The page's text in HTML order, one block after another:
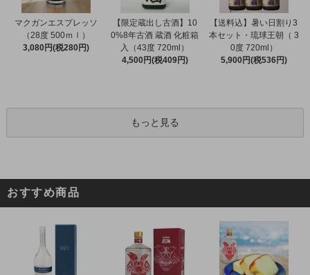
マクガンエスプレッソ
（28度 500ｍｌ）
3,080円(税280円)
【限定蔵出し古酒】10
0%8年古酒 蔵酒 化粧箱
入（43度 720ml）
4,500円(税409円)
【送料込】暑い日割り3
本セット・琉球王朝（ 3
0度 720ml）
5,900円(税536円)
もっと見る
おすすめ商品